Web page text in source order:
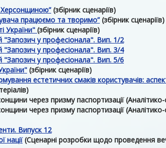
Херсонщиною”(збірник сценаріїв)
працюємо та творимо” (збірник сценаріїв)
України" (збірник сценаріїв)
"Запозич у професіонала". Вип. 1/2
"Запозич у професіонала". Вип. 3/4
"Запозич у професіонала". Вип. 5/6
(збірник сценаріїв)
естетичних смаків користувачів:
через призму паспортизації
через призму паспортизації
Випуск 12
нації(Сценарні розробки щодо проведення